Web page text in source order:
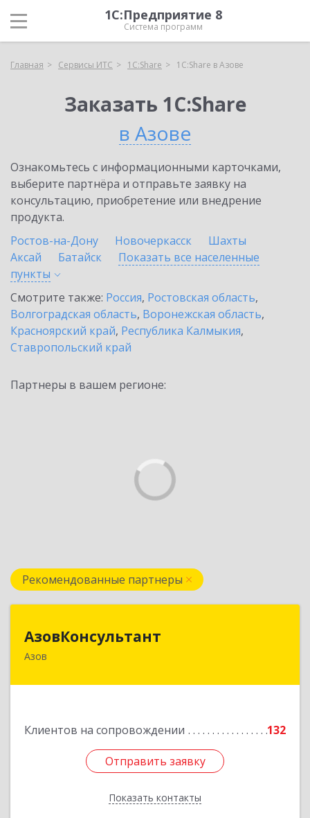
1С:Предприятие 8
Система программ
Главная Сервисы ИТС 1С:Share 1С:Share в Азове
Заказать 1С:Share
в Азове
Ознакомьтесь с информационными карточками,
выберите партнёра и отправьте заявку на
консультацию, приобретение или внедрение
продукта.
Ростов-на-Дону
Новочеркасск
Шахты
Аксай
Батайск
Показать все населенные
пункты
Смотрите также: Россия, Ростовская область,
Волгоградская область, Воронежская область,
Красноярский край, Республика Калмыкия,
Ставропольский край
Партнеры в вашем регионе:
Рекомендованные партнеры
АзовКонсультант
Азов
Клиентов на сопровождении 132
Отправить заявку
Показать контакты
346780, Ростовская обл, Азов г, Петровский б-р,
Отправить заявку
Назад